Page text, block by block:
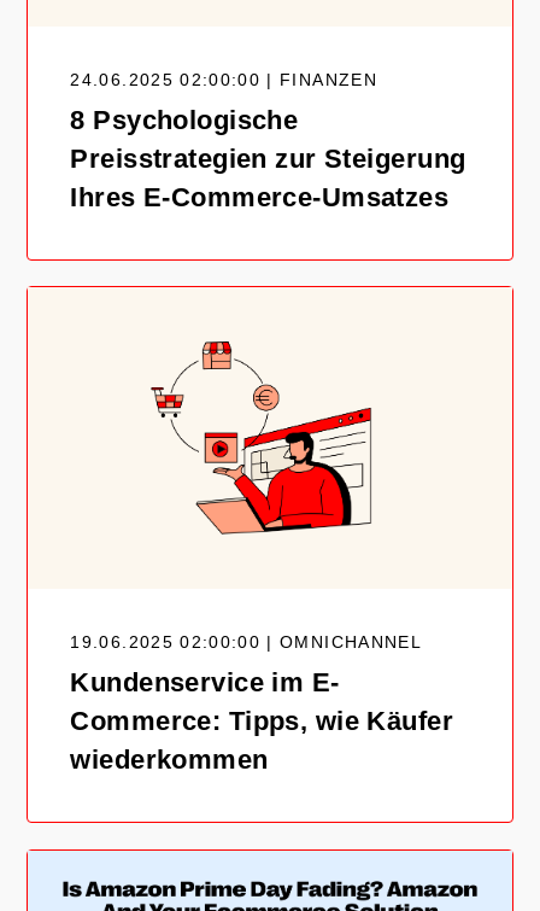
24.06.2025 02:00:00 | FINANZEN
8 Psychologische
Preisstrategien zur Steigerung
Ihres E-Commerce-Umsatzes
19.06.2025 02:00:00 | OMNICHANNEL
Kundenservice im E-
Commerce: Tipps, wie Käufer
wiederkommen